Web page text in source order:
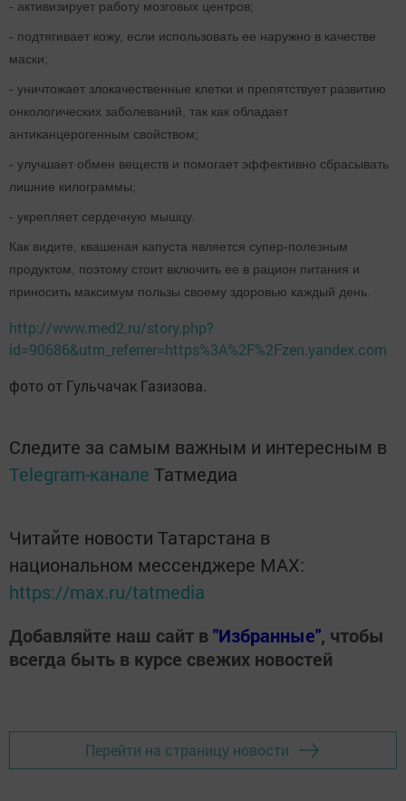
- активизирует работу мозговых центров;
- подтягивает кожу, если использовать ее наружно в качестве
маски;
- уничтожает злокачественные клетки и препятствует развитию
онкологических заболеваний, так как обладает
антиканцерогенным свойством;
- улучшает обмен веществ и помогает эффективно сбрасывать
лишние килограммы;
- укрепляет сердечную мышцу.
Как видите, квашеная капуста является супер-полезным
продуктом, поэтому стоит включить ее в рацион питания и
приносить максимум пользы своему здоровью каждый день.
http://www.med2.ru/story.php?
id=90686&utm_referrer=https%3A%2F%2Fzen.yandex.com
фото от Гульчачак Газизова.
Следите за самым важным и интересным в
Telegram-канале Татмедиа
Читайте новости Татарстана в
национальном мессенджере MАХ:
https://max.ru/tatmedia
Добавляйте наш сайт в"Избранные", чтобы
всегда быть в курсе свежих новостей
Перейти на страницу новости